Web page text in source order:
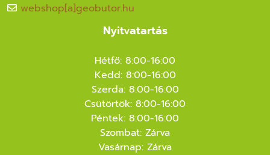
webshop[a]geobutor.hu
Nyitvatartás
Hétfő: 8:00-16:00
Kedd: 8:00-16:00
Szerda: 8:00-16:00
Csütörtök: 8:00-16:00
Péntek: 8:00-16:00
Szombat: Zárva
Vasárnap: Zárva